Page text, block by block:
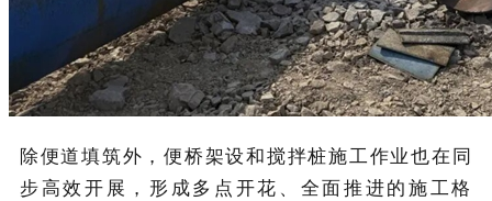
除便道填筑外，便桥架设和搅拌桩施工作业也在同
步高效开展，形成多点开花、全面推进的施工格